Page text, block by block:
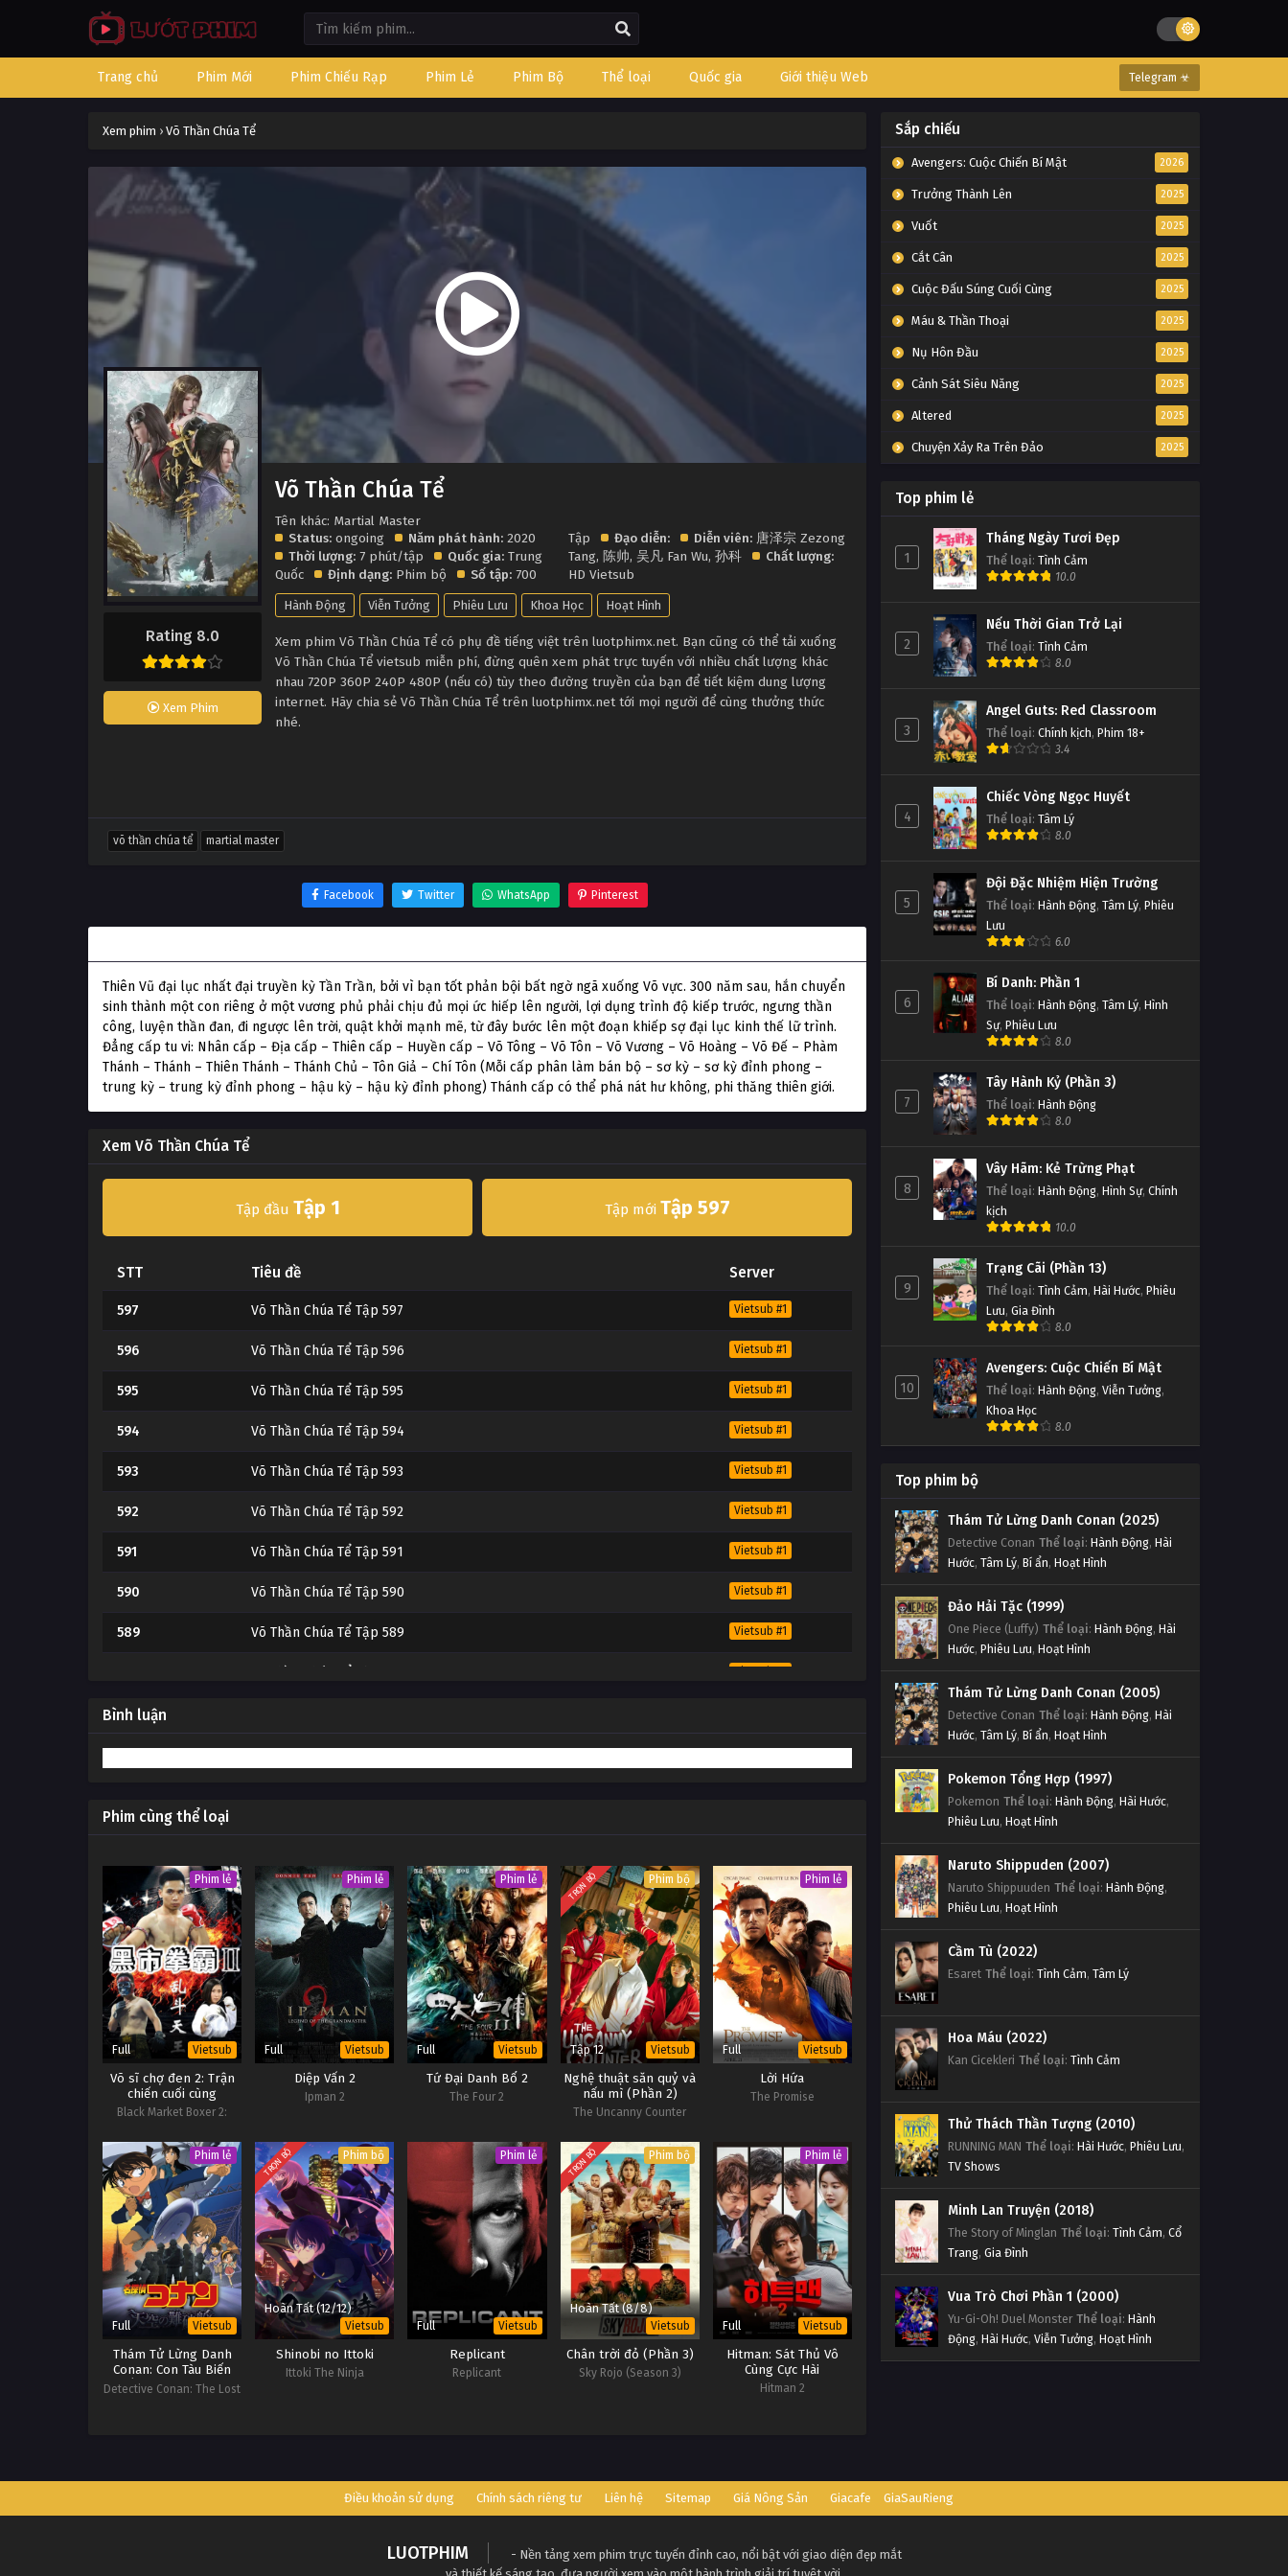
Trang chủ Phim Mới Phim Chiếu Rạp Phim Lẻ Phim Bộ Thể loại Quốc gia Giới thiệu Web Telegram ☣
Xem phim › Võ Thần Chúa Tể
Rating 8.0
Xem Phim
Võ Thần Chúa Tể
Tên khác: Martial Master
Status: ongoing Năm phát hành: 2020
Thời lượng: 7 phút/tập Quốc gia: Trung
Quốc
Định dạng: Phim bộ Số tập: 700
Tập Đạo diễn: Diễn viên: 唐泽宗 Zezong
Tang, 陈帅, 吴凡 Fan Wu, 孙科
Chất lượng:
HD Vietsub
Hành Động Viễn Tưởng Phiêu Lưu Khoa Học Hoạt Hình
Xem phim Võ Thần Chúa Tể có phụ đề tiếng việt trên luotphimx.net. Bạn cũng có thể tải xuống
Võ Thần Chúa Tể vietsub miễn phí, đừng quên xem phát trực tuyến với nhiều chất lượng khác
nhau 720P 360P 240P 480P (nếu có) tùy theo đường truyền của bạn để tiết kiệm dung lượng
internet. Hãy chia sẻ Võ Thần Chúa Tể trên luotphimx.net tới mọi người để cùng thưởng thức
nhé.
võ thần chúa tể martial master
Facebook Twitter WhatsApp Pinterest
Thiên Vũ đại lục nhất đại truyền kỳ Tần Trần, bởi vì bạn tốt phản bội bất ngờ ngã xuống Võ vực. 300 năm sau, hắn chuyển
sinh thành một con riêng ở một vương phủ phải chịu đủ mọi ức hiếp lên người, lợi dụng trình độ kiếp trước, ngưng thần
công, luyện thần đan, đi ngược lên trời, quật khởi mạnh mẽ, từ đây bước lên một đoạn khiếp sợ đại lục kinh thế lữ trình.
Đẳng cấp tu vi: Nhân cấp – Địa cấp – Thiên cấp – Huyền cấp – Võ Tông – Võ Tôn – Võ Vương – Võ Hoàng – Võ Đế – Phàm
Thánh – Thánh – Thiên Thánh – Thánh Chủ – Tôn Giả – Chí Tôn (Mỗi cấp phân làm bán bộ – sơ kỳ – sơ kỳ đỉnh phong –
trung kỳ – trung kỳ đỉnh phong – hậu kỳ – hậu kỳ đỉnh phong) Thánh cấp có thể phá nát hư không, phi thăng thiên giới.
Xem Võ Thần Chúa Tể
Tập đầu Tập 1 Tập mới Tập 597
STT Tiêu đề Server
597 Võ Thần Chúa Tể Tập 597 Vietsub #1
596 Võ Thần Chúa Tể Tập 596 Vietsub #1
595 Võ Thần Chúa Tể Tập 595 Vietsub #1
594 Võ Thần Chúa Tể Tập 594 Vietsub #1
593 Võ Thần Chúa Tể Tập 593 Vietsub #1
592 Võ Thần Chúa Tể Tập 592 Vietsub #1
591 Võ Thần Chúa Tể Tập 591 Vietsub #1
590 Võ Thần Chúa Tể Tập 590 Vietsub #1
589 Võ Thần Chúa Tể Tập 589 Vietsub #1
Vietsub #1
587
586 Võ Thần Chúa Tể Tập 586 Vietsub #1
584 Võ Thần Chúa Tể Tập 584 Vietsub #1
Võ Thần Chúa Tể Tập 583
Bình luận
Phim cùng thể loại
Phim lẻ
Full Vietsub
Võ sĩ chợ đen 2: Trận
chiến cuối cùng
Black Market Boxer 2:
Phim lẻ
Full Vietsub
Diệp Vấn 2
Ipman 2
Phim lẻ
Full Vietsub
Tứ Đại Danh Bổ 2
The Four 2
TRỌN BỘ Phim bộ
Tập 12 Vietsub
Nghệ thuật săn quỷ và
nấu mì (Phần 2)
The Uncanny Counter
Phim lẻ
Full Vietsub
Lời Hứa
The Promise
Phim lẻ
Full Vietsub
Thám Tử Lừng Danh
Conan: Con Tàu Biến
Mất Giữa Trời Xanh
Detective Conan: The Lost
TRỌN BỘ Phim bộ
Hoàn Tất (12/12)
Vietsub
Shinobi no Ittoki
Ittoki The Ninja
Phim lẻ
Full Vietsub
Replicant
Replicant
TRỌN BỘ Phim bộ
Hoàn Tất (8/8)
Vietsub
Chân trời đỏ (Phần 3)
Sky Rojo (Season 3)
Phim lẻ
Full Vietsub
Hitman: Sát Thủ Vô
Cùng Cực Hài
Hitman 2
Sắp chiếu
Avengers: Cuộc Chiến Bí Mật 2026
Trưởng Thành Lên 2025
Vuốt 2025
Cắt Cân 2025
Cuộc Đấu Súng Cuối Cùng 2025
Máu & Thần Thoại 2025
Nụ Hôn Đầu 2025
Cảnh Sát Siêu Năng 2025
Altered 2025
Chuyện Xảy Ra Trên Đảo 2025
Top phim lẻ
1
Tháng Ngày Tươi Đẹp
Thể loại: Tình Cảm
10.0
2
Nếu Thời Gian Trở Lại
Thể loại: Tình Cảm
8.0
3
Angel Guts: Red Classroom
Thể loại: Chính kịch, Phim 18+
3.4
4
Chiếc Vòng Ngọc Huyết
Thể loại: Tâm Lý
8.0
5
Đội Đặc Nhiệm Hiện Trường
Thể loại: Hành Động, Tâm Lý, Phiêu
Lưu
6.0
6
Bí Danh: Phần 1
Thể loại: Hành Động, Tâm Lý, Hình
Sự, Phiêu Lưu
8.0
7
Tây Hành Kỷ (Phần 3)
Thể loại: Hành Động
8.0
8
Vây Hãm: Kẻ Trừng Phạt
Thể loại: Hành Động, Hình Sự, Chính
kịch
10.0
9
Trạng Cãi (Phần 13)
Thể loại: Tình Cảm, Hài Hước, Phiêu
Lưu, Gia Đình
8.0
10
Avengers: Cuộc Chiến Bí Mật
Thể loại: Hành Động, Viễn Tưởng,
Khoa Học
8.0
Top phim bộ
Thám Tử Lừng Danh Conan (2025)
Detective Conan Thể loại: Hành Động, Hài
Hước, Tâm Lý, Bí ẩn, Hoạt Hình
Đảo Hải Tặc (1999)
One Piece (Luffy) Thể loại: Hành Động, Hài
Hước, Phiêu Lưu, Hoạt Hình
Thám Tử Lừng Danh Conan (2005)
Detective Conan Thể loại: Hành Động, Hài
Hước, Tâm Lý, Bí ẩn, Hoạt Hình
Pokemon Tổng Hợp (1997)
Pokemon Thể loại: Hành Động, Hài Hước,
Phiêu Lưu, Hoạt Hình
Naruto Shippuden (2007)
Naruto Shippuuden Thể loại: Hành Động,
Phiêu Lưu, Hoạt Hình
Cầm Tù (2022)
Esaret Thể loại: Tình Cảm, Tâm Lý
Hoa Máu (2022)
Kan Cicekleri Thể loại: Tình Cảm
Thử Thách Thần Tượng (2010)
RUNNING MAN Thể loại: Hài Hước, Phiêu Lưu,
TV Shows
Minh Lan Truyện (2018)
The Story of Minglan Thể loại: Tình Cảm, Cổ
Trang, Gia Đình
Vua Trò Chơi Phần 1 (2000)
Yu-Gi-Oh! Duel Monster Thể loại: Hành
Động, Hài Hước, Viễn Tưởng, Hoạt Hình
Điều khoản sử dụng Chính sách riêng tư Liên hệ Sitemap Giá Nông Sản Giacafe GiaSauRieng
LUOTPHIM
- Nền tảng xem phim trực tuyến đỉnh cao, nổi bật với giao diện đẹp mắt